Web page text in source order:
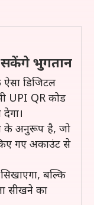
भुगतान
डिजिटल
UPI QR कोड
के अनुरूप है, जो
गए अकाउंट से
बल्कि
सीखने का